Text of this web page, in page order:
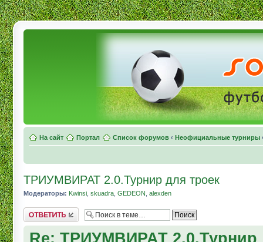
На сайт Портал Список форумов ‹ Неофициальные турниры
ТРИУМВИРАТ 2.0.Турнир для троек
Модераторы: Kwinsi skuadra GEDEON alexden
Комментировать
Re: ТРИУМВИРАТ 2.0.Турнир